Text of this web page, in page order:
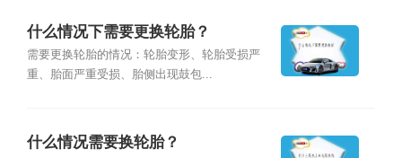
什么情况下需要更换轮胎？
需要更换轮胎的情况：轮胎变形、轮胎受损严
重、胎面严重受损、胎侧出现鼓包...
什么情况需要换轮胎？